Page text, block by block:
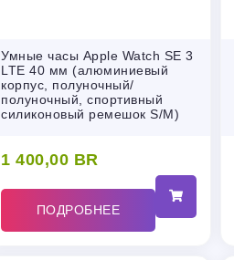
Умные часы Apple Watch SE 3
LTE 40 мм (алюминиевый
корпус, полуночный/
полуночный, спортивный
силиконовый ремешок S/M)
1 400,00 BR
ПОДРОБНЕЕ